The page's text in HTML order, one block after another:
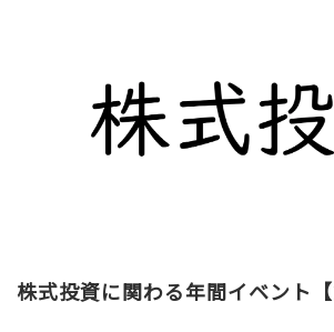
株式投資に関わる年間イベント【